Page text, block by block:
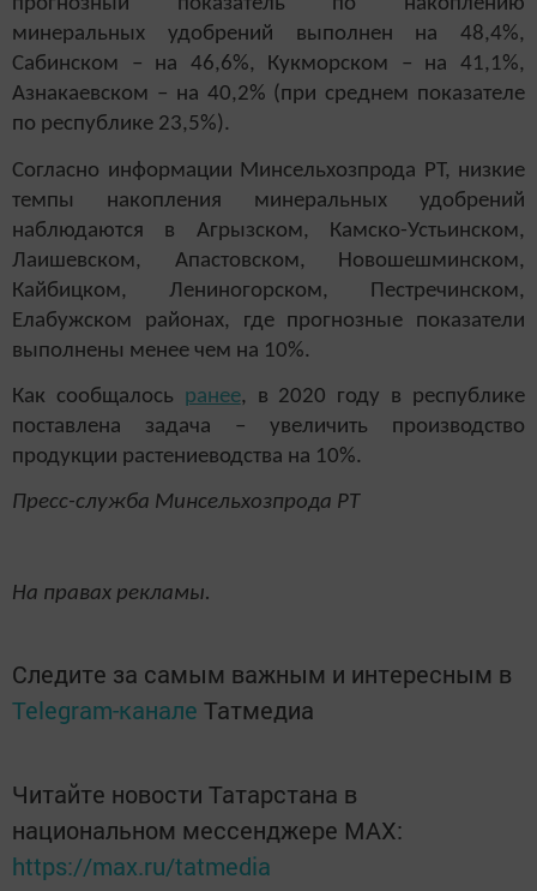
прогнозный показатель по накоплению
минеральных удобрений выполнен на 48,4%,
Сабинском – на 46,6%, Кукморском – на 41,1%,
Азнакаевском – на 40,2% (при среднем показателе
по республике 23,5%).
Согласно информации Минсельхозпрода РТ, низкие
темпы накопления минеральных удобрений
наблюдаются в Агрызском, Камско-Устьинском,
Лаишевском, Апастовском, Новошешминском,
Кайбицком, Лениногорском, Пестречинском,
Елабужском районах, где прогнозные показатели
выполнены менее чем на 10%.
Как сообщалось ранее, в 2020 году в республике
поставлена задача – увеличить производство
продукции растениеводства на 10%.
Пресс-служба Минсельхозпрода РТ
На правах рекламы.
Следите за самым важным и интересным в
Telegram-канале Татмедиа
Читайте новости Татарстана в
национальном мессенджере MАХ:
https://max.ru/tatmedia